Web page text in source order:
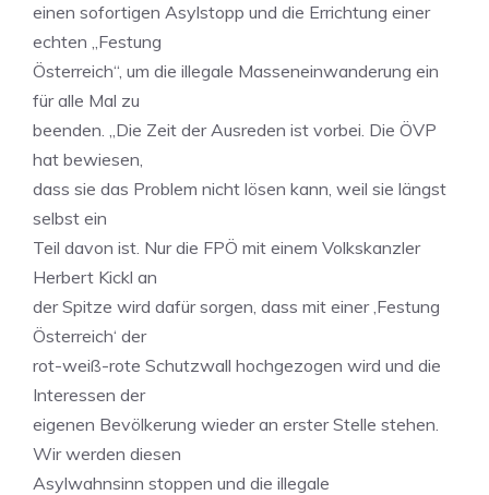
einen sofortigen Asylstopp und die Errichtung einer
echten „Festung
Österreich“, um die illegale Masseneinwanderung ein
für alle Mal zu
beenden. „Die Zeit der Ausreden ist vorbei. Die ÖVP
hat bewiesen,
dass sie das Problem nicht lösen kann, weil sie längst
selbst ein
Teil davon ist. Nur die FPÖ mit einem Volkskanzler
Herbert Kickl an
der Spitze wird dafür sorgen, dass mit einer ‚Festung
Österreich‘ der
rot-weiß-rote Schutzwall hochgezogen wird und die
Interessen der
eigenen Bevölkerung wieder an erster Stelle stehen.
Wir werden diesen
Asylwahnsinn stoppen und die illegale